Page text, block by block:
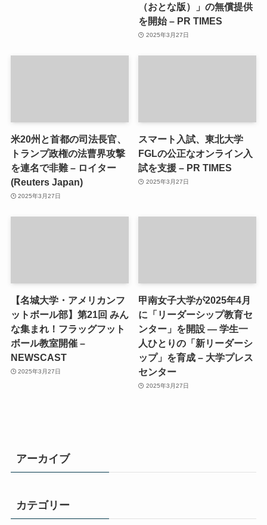
（おとな版）」の無償提供
を開始 – PR TIMES
2025年3月27日
米20州と首都の司法長官、
トランプ政権の法曹界攻撃
を連名で非難 – ロイター
(Reuters Japan)
2025年3月27日
スマート入試、東北大学
FGLの公正なオンライン入
試を支援 – PR TIMES
2025年3月27日
【名城大学・アメリカンフ
ットボール部】第21回 みん
な集まれ！フラッグフット
ボール教室開催 –
NEWSCAST
2025年3月27日
甲南女子大学が2025年4月
に「リーダーシップ教育セ
ンター」を開設 ― 学生一
人ひとりの「新リーダーシ
ップ」を育成 – 大学プレス
センター
2025年3月27日
アーカイブ
カテゴリー